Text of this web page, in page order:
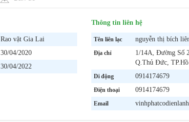
Rao vặt Gia Lai
30/04/2020
30/04/2022
Thông tin liên hệ
Tên liên lạc nguyễn thị bích
Địa chỉ
1/14A, Đường Số
Q.Thủ Đức,
Di động 0914174679
Điện thoại 0914174679
Email